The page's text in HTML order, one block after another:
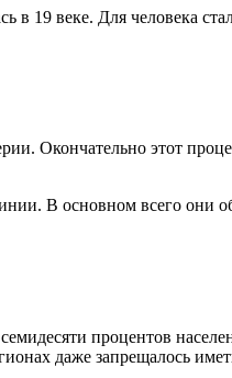
19 веке. Для человека
Окончательно этот
В основном всего они
процентов
даже запрещалось